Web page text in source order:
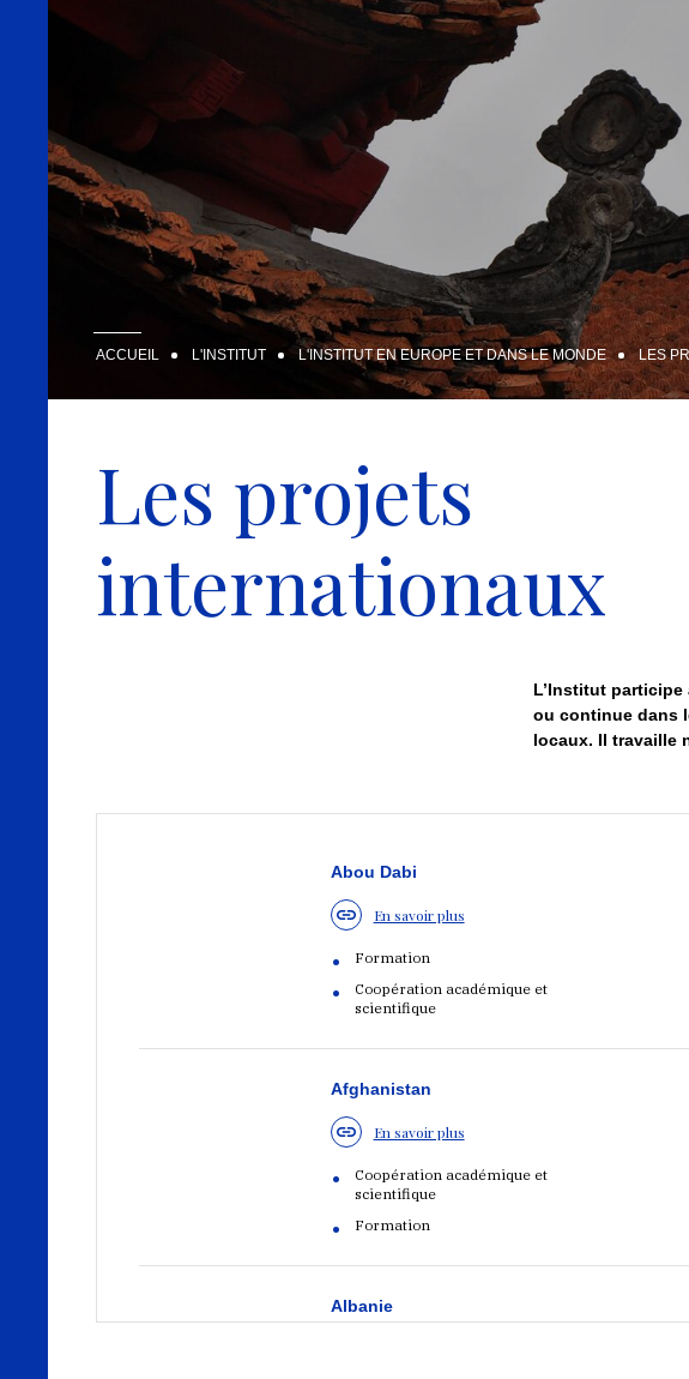
ACCUEIL L'INSTITUT L'INSTITUT EN EUROPE ET DANS LE MONDE LES
Les projets
internationaux
L’Institut
ou continue dans
locaux. Il travaille
Abou Dabi
En savoir plus
Formation
Coopération académique et
scientifique
Afghanistan
En savoir plus
Coopération académique et
scientifique
Formation
Albanie